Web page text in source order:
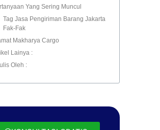
Yang Sering Muncul
Tag Jasa Pengiriman Barang Jakarta
Fak-Fak
Makharya Cargo
Lainya :
Oleh :